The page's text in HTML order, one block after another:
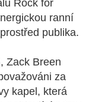
Rock for
ranní
publika.
Zack Breen
za
kapel, která